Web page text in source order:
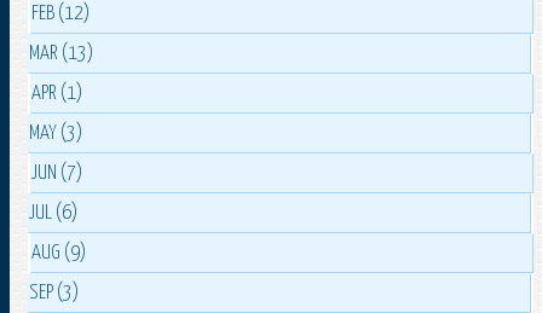
FEB (12)
MAR (13)
APR (1)
MAY (3)
JUN (7)
JUL (6)
AUG (9)
SEP (3)